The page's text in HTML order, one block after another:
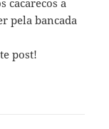
cacarecos a
pela bancada
post!